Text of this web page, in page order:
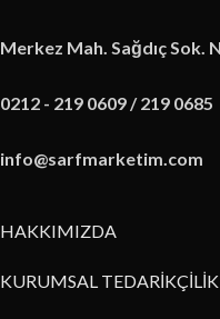
Merkez Mah. Sağdıç Sok.
0212 - 219 0609 / 219 0685
info@sarfmarketim.com
HAKKIMIZDA
KURUMSAL TEDARİKÇİLİK